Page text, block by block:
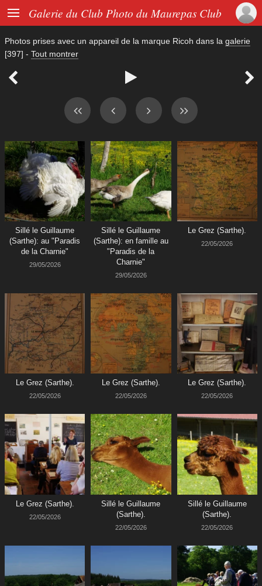
 Galerie du Club Photo du Maurepas Club
Photos prises avec un appareil de la marque Ricoh dans la galerie
[397] - Tout montrer
  
Sillé le Guillaume
(Sarthe): au "Paradis
de la Charnie"
29/05/2026
Sillé le Guillaume
(Sarthe): en famille au
"Paradis de la
Charnie"
29/05/2026
Le Grez (Sarthe).
22/05/2026
Le Grez (Sarthe).
22/05/2026
Le Grez (Sarthe).
22/05/2026
Le Grez (Sarthe).
22/05/2026
Le Grez (Sarthe).
22/05/2026
Sillé le Guillaume
(Sarthe).
22/05/2026
Sillé le Guillaume
(Sarthe).
22/05/2026